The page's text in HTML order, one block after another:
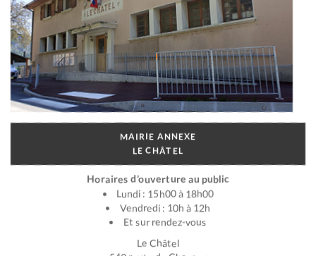
MAIRIE ANNEXE
LE CHÂTEL
Horaires d’ouverture au public
Lundi : 15h00 à 18h00
Vendredi : 10h à 12h
Et sur rendez-vous
Le Châtel